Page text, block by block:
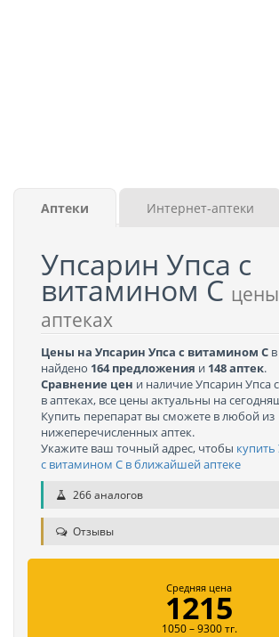
Аптеки Интернет-аптеки
Упсарин Упса с
витамином C
аптеках
Цены на Упсарин Упса с витамином C
найдено 164 предложения и 148 аптек.
Сравнение цен и наличие Упсарин Упса
в аптеках, все цены актуальны на
Купить перепарат вы сможете в любой из
нижеперечисленных аптек.
Укажите ваш точный адрес, чтобы
с витамином C в ближайшей аптеке
266 аналогов
Отзывы
Средняя цена
1215
1050 – 9300 тг.